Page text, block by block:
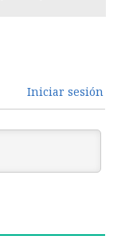
Iniciar sesión